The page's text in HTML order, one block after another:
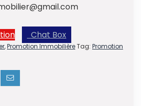
Chat Box
,Promotion ImmobilièreTag: Promotion